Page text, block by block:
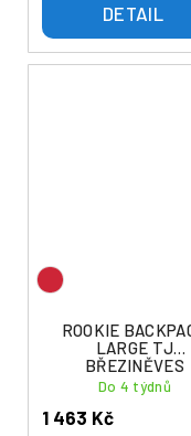
DETAIL
ROOKIE
LARGE TJ
BŘEZINĚVES
Do 4 týdnů
1 463 Kč